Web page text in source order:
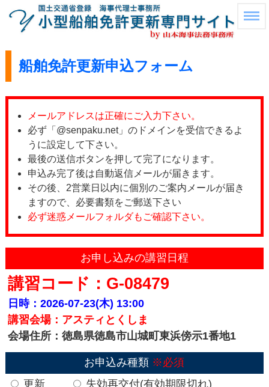
船舶免許更新申込フォーム
メールアドレスは正確にご入力下さい。
必ず「@senpaku.net」のドメインを受信できるよ
うに設定して下さい。
最後の送信ボタンを押して完了になります。
申込み完了後は自動返信メールが届きます。
その後、2営業日以内に個別のご案内メールが届き
ますので、必要書類をご郵送下さい
必ず迷惑メールフォルダもご確認下さい。
お申し込みの講習日程
講習コード：G-08479
日時：2026-07-23(木) 13:00
講習会場：アスティとくしま
会場住所：徳島県徳島市山城町東浜傍示1番地1
お申込み種類 ※必須
更新
失効再交付(有効期限切れ)